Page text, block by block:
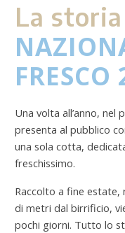
La
FRESCO
Una volta all’anno, nel
presenta al pubblico
una sola cotta,
freschissimo.
Raccolto a fine estate,
di metri dal birrificio,
pochi giorni. Tutto lo